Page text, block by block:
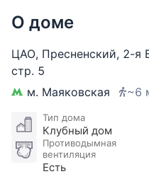
расположенная в
Москвы рядом с с
резиденции Дома
Функциональное
Просторная лаундж-
зоной кухни, с 7-ю
спальни, 2 санузла, два
Комфортное
спален отделяют 2
О доме
ЦАО, Пресненский, 2-я
стр. 5
м. Маяковская
~6
Тип дома
Клубный дом
Противодымная
вентиляция
Есть